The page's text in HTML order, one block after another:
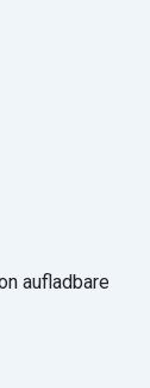
aufladbare